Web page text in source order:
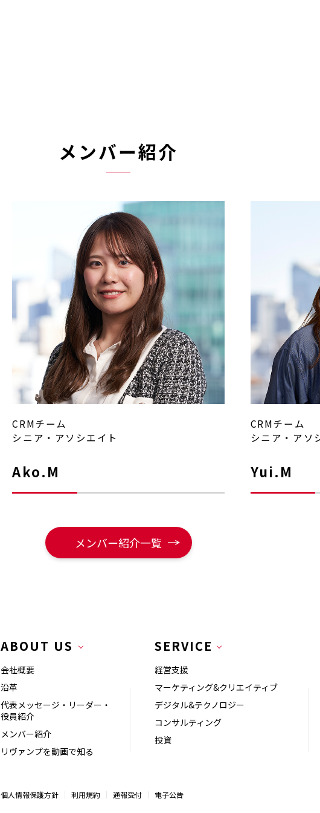
メンバー紹介
CRMチーム
シニア・アソシエイト
Ako.M
CRMチーム
シニア・アソ
Yui.M
メンバー紹介一覧
ABOUT US
会社概要
沿革
代表メッセージ・リーダー・
役員紹介
メンバー紹介
リヴァンプを動画で知る
SERVICE
経営支援
マーケティング&クリエイティブ
デジタル&テクノロジー
コンサルティング
投資
個人情報保護方針 利用規約 通報受付 電子公告